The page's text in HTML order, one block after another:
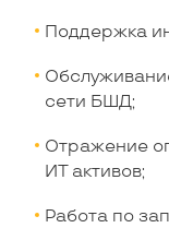
Поддержка
сети БШД;
Отражение
ИТ активов;
Работа по